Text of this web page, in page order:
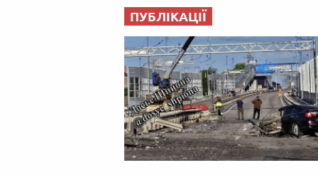
ПУБЛІКАЦІЇ